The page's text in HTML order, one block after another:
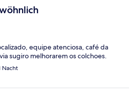
equipe atenciosa, café da
sugiro melhorarem os colchoes.
Nacht